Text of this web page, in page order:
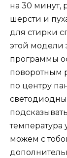
на 30 минут,
шерсти и
для стирки
этой модели
программы
поворотным
по центру
температура
можем с